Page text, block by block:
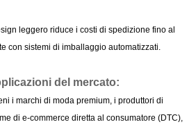
leggero riduce i costi di spedizione fino al
con sistemi di imballaggio automatizzati.
del mercato:
i marchi di moda premium, i produttori di
di e-commerce diretta al consumatore (DTC),